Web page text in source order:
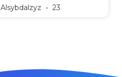
Alsybdalzyz 23 نوفمبر، 2025